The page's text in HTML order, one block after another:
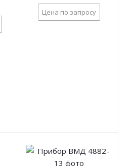
Цена по запросу